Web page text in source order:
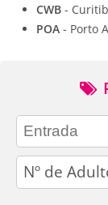
CWB -
POA - Porto
adults